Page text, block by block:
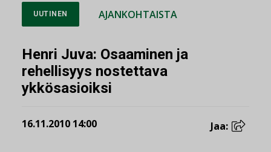
UUTINEN AJANKOHTAISTA
Henri Juva: Osaaminen ja
rehellisyys nostettava
ykkösasioiksi
16.11.2010 14:00 Jaa: